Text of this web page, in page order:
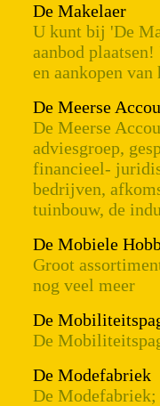
De Makelaer
U kunt bij 'De
aanbod
en aankopen
De Meerse
De Meerse
adviesgroep,
financieel-
bedrijven,
tuinbouw, de
De Mobiele
Groot
nog veel meer
De
De
De Modefabriek
De Modefabriek;